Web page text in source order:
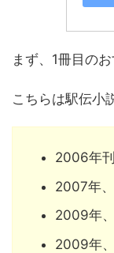
まず、1冊目の
こちらは駅伝小
2006年
2007年
2009年
2009年